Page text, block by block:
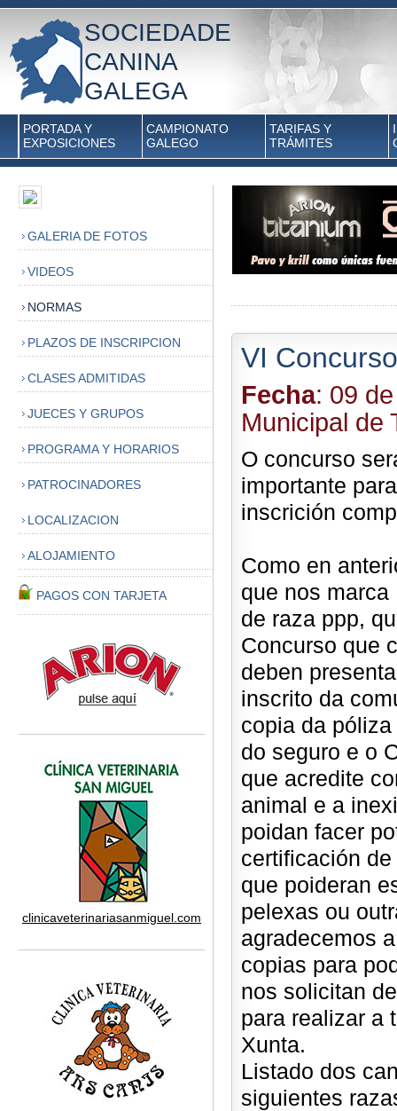
SOCIEDADE
CANINA
GALEGA
PORTADA Y
EXPOSICIONES
CAMPIONATO
GALEGO
TARIFAS Y
TRÁMITES
GALERIA DE FOTOS
VIDEOS
NORMAS
PLAZOS DE INSCRIPCION
CLASES ADMITIDAS
JUECES Y GRUPOS
PROGRAMA Y HORARIOS
PATROCINADORES
LOCALIZACION
ALOJAMIENTO
PAGOS CON TARJETA
clinicaveterinariasanmiguel.com
VI
Fecha: 09
Municipal de
O concurso
importante
inscrición
Como en
que nos
de raza ppp,
Concurso que
deben
inscrito da
copia da
do seguro e o
que acredite
animal e a
poidan facer
certificación
que poideran
pelexas ou
agradecemos
copias para
nos solicitan
para realizar a
Xunta.
Listado dos
siguientes